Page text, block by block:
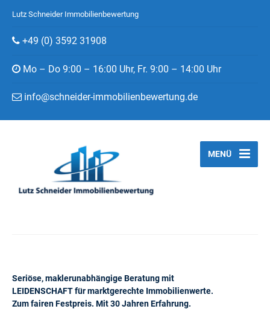
Lutz Schneider Immobilienbewertung
+49 (0) 3592 31908
Mo – Do 9:00 – 16:00 Uhr, Fr. 9:00 – 14:00 Uhr
info@schneider-immobilienbewertung.de
Seriöse, maklerunabhängige Beratung mit
LEIDENSCHAFT für marktgerechte Immobilienwerte.
Zum fairen Festpreis. Mit 30 Jahren Erfahrung.
MENÜ